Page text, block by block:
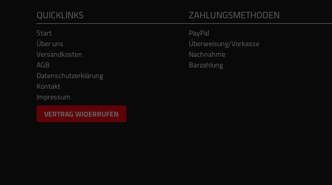
QUICKLINKS
Start
Über uns
Versandkosten
AGB
Datenschutzerklärung
Kontakt
Impressum
VERTRAG WIDERRUFEN
ZAHLUNGSMETHODEN
PayPal
Überweisung/Vorkasse
Nachnahme
Barzahlung